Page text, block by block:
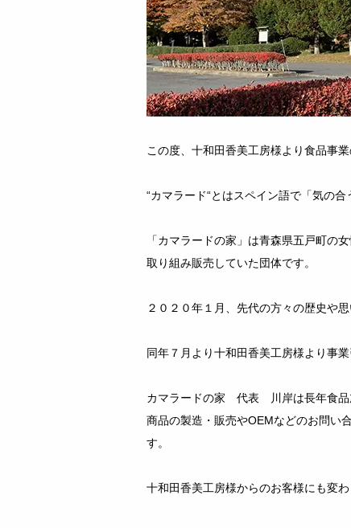
この度、十和田香美工房様より食品事
“カマラード“とはスペイン語で「気の合
「カマラードの家」は青森県五戸町の
取り組み販売していた団体です。
２０２０年１月、先代の方々の歴史や
同年７月より十和田香美工房様より事
カマラードの家 代表 川岸は長年食品
商品の製造・販売やOEMなどのお問い
す。
十和田香美工房様からのお客様にも変